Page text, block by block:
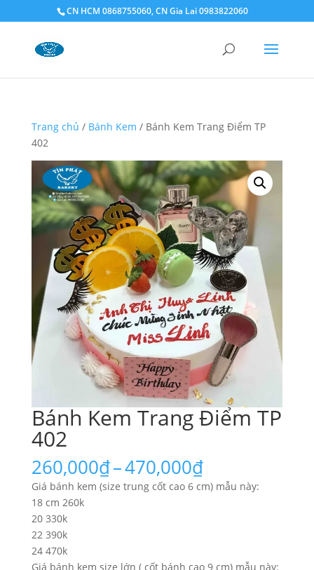
CN HCM 0868755060, CN Gia Lai 0983822060
Trang chủ / Bánh Kem / Bánh Kem Trang Điểm TP
402
Bánh Kem Trang Điểm TP
402
260,000₫–470,000₫Khoảng
giá:
từ
Giá bánh kem (size trung cốt cao 6 cm) mẫu này:
18 cm 260k
20 330k
22 390k
24 470k
Giá bánh kem size lớn ( cốt bánh cao 9 cm) mẫu này: